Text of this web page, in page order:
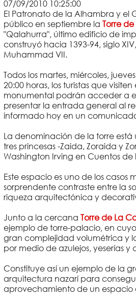
07/09/2010 10:25:00
El Patronato de la Alhambra y el
público en septiembre la Torre
"Qalahurra", último edificio de
construyó hacia 1393-94, siglo
Muhammad VII.
Todos los martes, miércoles,
20:00 horas, los turistas que
monumental podrán acceder a
presentar la entrada general al
informado hoy en un
La denominación de la torre
tres princesas -Zaida, Zoraida y
Washington Irving en Cuentos
Este espacio es uno de los casos
sorprendente contraste entre la
riqueza arquitectónica y
Junto a la cercana Torre de La
ejemplo de torre-palacio, en
gran complejidad volumétrica y
por medio de azulejos, yeserías y
Constituye así un ejemplo de la
arquitectura nazarí para
aprovechamiento de un espacio